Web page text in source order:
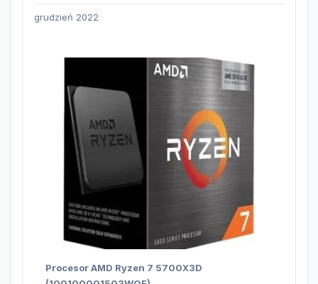
grudzień 2022
Procesor AMD Ryzen 7 5700X3D